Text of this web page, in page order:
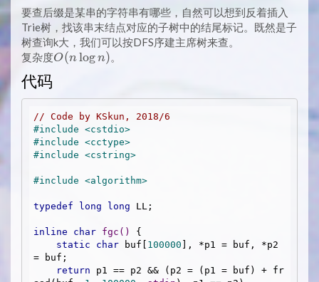
要查后缀是某串的字符串有哪些，自然可以想到反着插入
Trie树，找该串末结点对应的子树中的结尾标记。既然是子
树查询k大，我们可以按DFS序建主席树来查。
复杂度O(n
O(n log n)。
代码
// Code by KSkun, 2018/6
#include <cstdio>
#include <cctype>
#include <cstring>
#include <algorithm>
typedef long long LL;
inline char fgc ()
{
static
char buf[ 100000 ], *p1 = buf, *p2
= buf;
return p1 == p2 && (p2 = (p1 = buf) + fr